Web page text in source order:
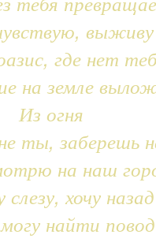
выживу
где нет
на земле
Из огня
ты, заберешь
на наш
хочу назад
найти повод